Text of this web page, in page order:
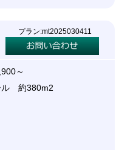
プラン:mt2025030411
～
ル 約380m2